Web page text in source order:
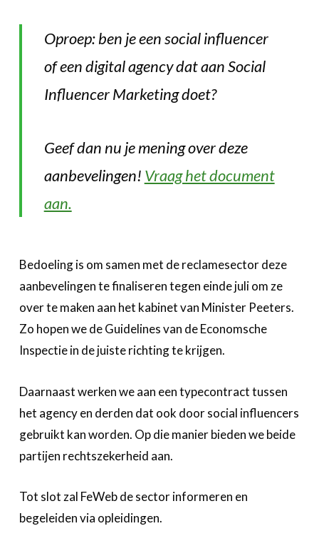
Oproep: ben je een social influencer
of een digital agency dat aan Social
Influencer Marketing doet?
Geef dan nu je mening over deze
aanbevelingen! Vraag het document
aan.
Bedoeling is om samen met de reclamesector deze
aanbevelingen te finaliseren tegen einde juli om ze
over te maken aan het kabinet van Minister Peeters.
Zo hopen we de Guidelines van de Economsche
Inspectie in de juiste richting te krijgen.
Daarnaast werken we aan een typecontract tussen
het agency en derden dat ook door social influencers
gebruikt kan worden. Op die manier bieden we beide
partijen rechtszekerheid aan.
Tot slot zal FeWeb de sector informeren en
begeleiden via opleidingen.